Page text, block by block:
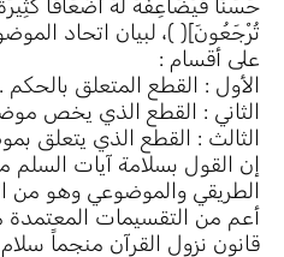
حَسَنًا فَيُضَاعِفَهُ لَهُ أَضْعَافًا
تُرْجَعُونَ]( )، لبيان اتحاد
على أقسام :
الأول : القطع المتعلق بالحكم .
الثاني : القطع الذي يخص
الثالث : القطع الذي يتعلق
إن القول بسلامة آيات
الطريقي والموضوعي وهو من
أعم من التقسيمات المعتمدة
قانون نزول القرآن منجماً